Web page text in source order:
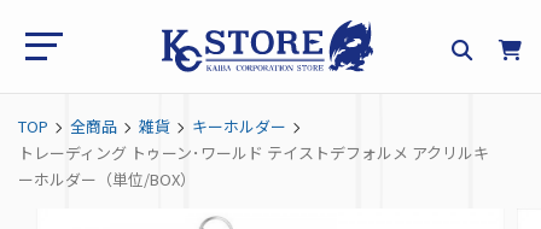
TOP 全商品 雑貨
キーホルダー
トレーディング トゥーン･ワールド テイストデフォルメ アクリルキ
ーホルダー（単位/BOX）